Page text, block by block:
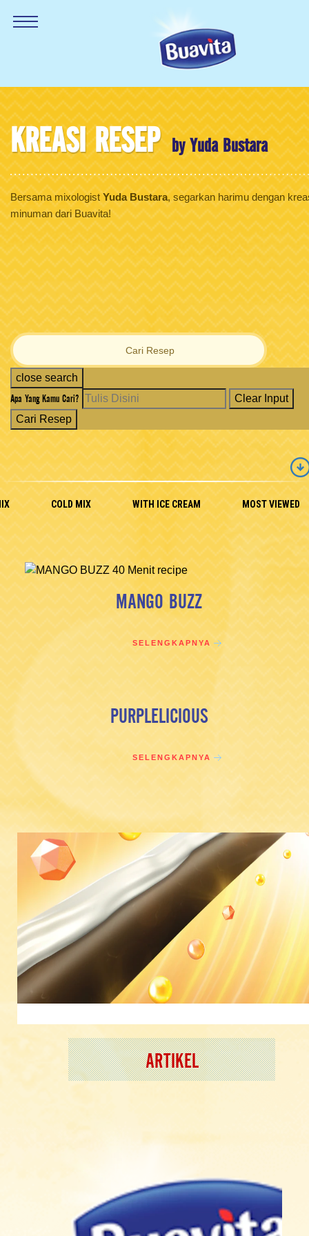
KREASI RESEPby Yuda Bustara
Bersama mixologist Yuda Bustara, segarkan harimu dengan
minuman dari Buavita!
Cari Resep
close search
Apa Yang Kamu Cari?
Clear Input
Cari Resep
COLD MIX WITH ICE CREAM MOST VIEWED
MANGO BUZZ
SELENGKAPNYA
PURPLELICIOUS
SELENGKAPNYA
ARTIKEL